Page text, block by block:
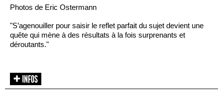
Photos de Eric Ostermann
"S’agenouiller pour saisir le reflet parfait du sujet devient une
quête qui mène à des résultats à la fois surprenants et
déroutants."